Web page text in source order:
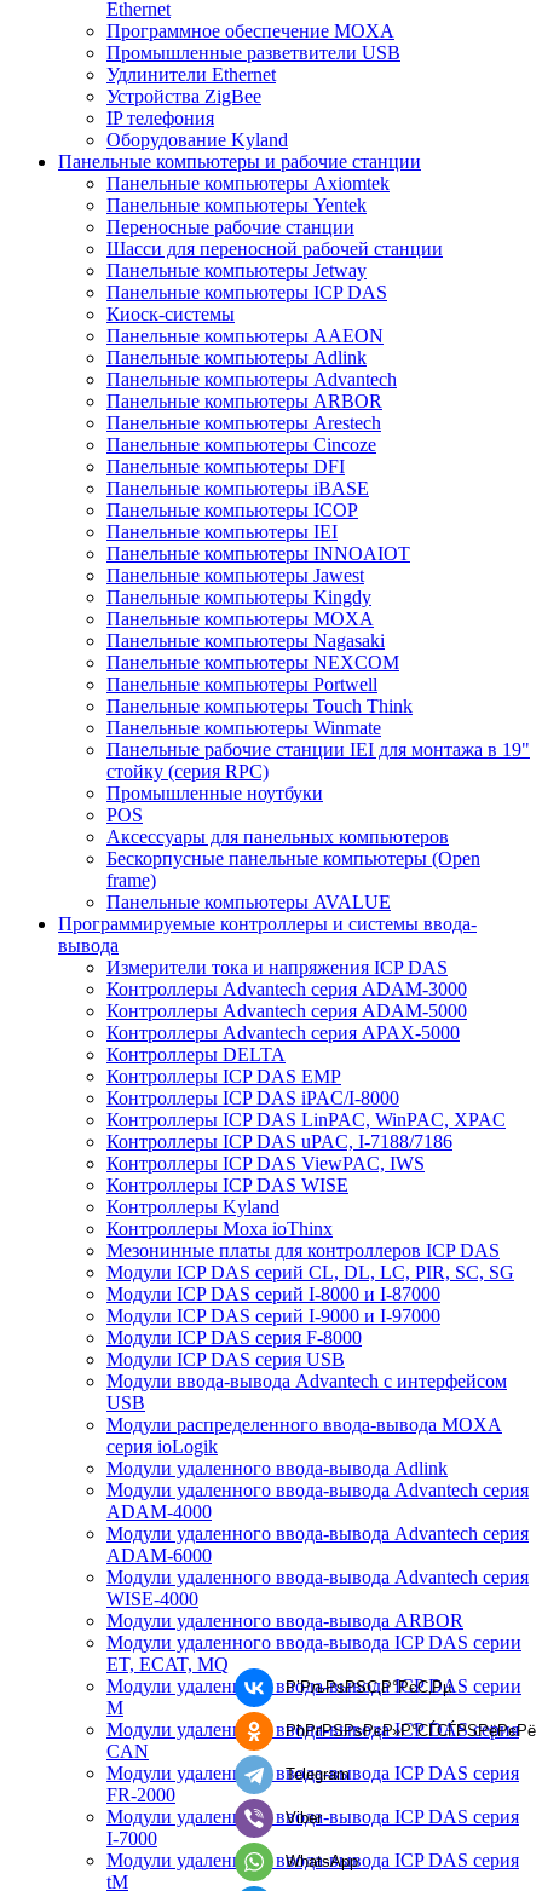
Ethernet
Программное обеспечение MOXA
Промышленные разветвители USB
Удлинители Ethernet
Устройства ZigBee
IP телефония
Оборудование Kyland
Панельные компьютеры и рабочие станции
Панельные компьютеры Axiomtek
Панельные компьютеры Yentek
Переносные рабочие станции
Шасси для переносной рабочей станции
Панельные компьютеры Jetway
Панельные компьютеры ICP DAS
Киоск-системы
Панельные компьютеры AAEON
Панельные компьютеры Adlink
Панельные компьютеры Advantech
Панельные компьютеры ARBOR
Панельные компьютеры Arestech
Панельные компьютеры Cincoze
Панельные компьютеры DFI
Панельные компьютеры iBASE
Панельные компьютеры ICOP
Панельные компьютеры IEI
Панельные компьютеры INNOAIOT
Панельные компьютеры Jawest
Панельные компьютеры Kingdy
Панельные компьютеры MOXA
Панельные компьютеры Nagasaki
Панельные компьютеры NEXCOM
Панельные компьютеры Portwell
Панельные компьютеры Touch Think
Панельные компьютеры Winmate
Панельные рабочие станции IEI для монтажа в 19"
стойку (серия RPC)
Промышленные ноутбуки
POS
Аксессуары для панельных компьютеров
Бескорпусные панельные компьютеры (Open
frame)
Панельные компьютеры AVALUE
Программируемые контроллеры и системы ввода-
вывода
Измерители тока и напряжения ICP DAS
Контроллеры Advantech серия ADAM-3000
Контроллеры Advantech серия ADAM-5000
Контроллеры Advantech серия APAX-5000
Контроллеры DELTA
Контроллеры ICP DAS EMP
Контроллеры ICP DAS iPAC/I-8000
Контроллеры ICP DAS LinPAC, WinPAC, XPAC
Контроллеры ICP DAS uPAC, I-7188/7186
Контроллеры ICP DAS ViewPAC, IWS
Контроллеры ICP DAS WISE
Контроллеры Kyland
Контроллеры Moxa ioThinx
Мезонинные платы для контроллеров ICP DAS
Модули ICP DAS серий CL, DL, LC, PIR, SC, SG
Модули ICP DAS серий I-8000 и I-87000
Модули ICP DAS серий I-9000 и I-97000
Модули ICP DAS серия F-8000
Модули ICP DAS серия USB
Модули ввода-вывода Advantech с интерфейсом
USB
Модули распределенного ввода-вывода MOXA
серия ioLogik
Модули удаленного ввода-вывода Adlink
Модули удаленного ввода-вывода Advantech серия
ADAM-4000
Модули удаленного ввода-вывода Advantech серия
ADAM-6000
Модули удаленного ввода-вывода Advantech серия
WISE-4000
Модули удаленного ввода-вывода ARBOR
Модули удаленного ввода-вывода ICP DAS серии
ET, ECAT, MQ
Модули удаленного ввода-вывода ICP DAS серии
M
Модули удаленного ввода-вывода ICP DAS серия
CAN
Модули удаленного ввода-вывода ICP DAS серия
FR-2000
Модули удаленного ввода-вывода ICP DAS серия
I-7000
Модули удаленного ввода-вывода ICP DAS серия
tM
Р’РљРѕРЅС‚Р°РєС‚Рµ
РћРґРЅРѕРєР»Р°СЃСЃРЅРёРєРё
Telegram
Viber
WhatsApp